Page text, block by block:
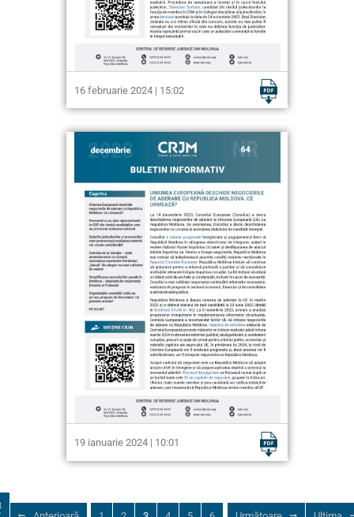
16 februarie 2024 | 15:02
19 ianuarie 2024 | 10:01